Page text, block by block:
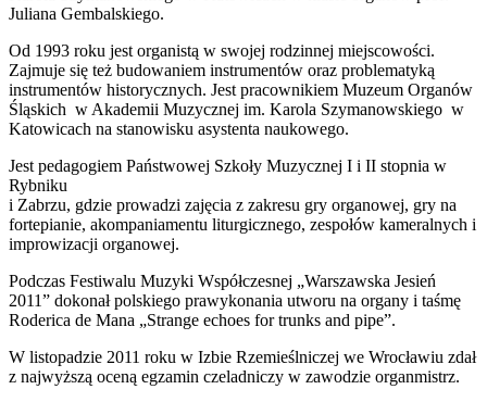
Juliana Gembalskiego.
Od 1993 roku jest organistą w swojej rodzinnej miejscowości.
Zajmuje się też budowaniem instrumentów oraz problematyką
instrumentów historycznych. Jest pracownikiem Muzeum Organów
Śląskich w Akademii Muzycznej im. Karola Szymanowskiego w
Katowicach na stanowisku asystenta naukowego.
Jest pedagogiem Państwowej Szkoły Muzycznej I i II stopnia w
Rybniku
i Zabrzu, gdzie prowadzi zajęcia z zakresu gry organowej, gry na
fortepianie, akompaniamentu liturgicznego, zespołów kameralnych i
improwizacji organowej.
Podczas Festiwalu Muzyki Współczesnej „Warszawska Jesień
2011” dokonał polskiego prawykonania utworu na organy i taśmę
Roderica de Mana „Strange echoes for trunks and pipe”.
W listopadzie 2011 roku w Izbie Rzemieślniczej we Wrocławiu zdał
z najwyższą oceną egzamin czeladniczy w zawodzie organmistrz.